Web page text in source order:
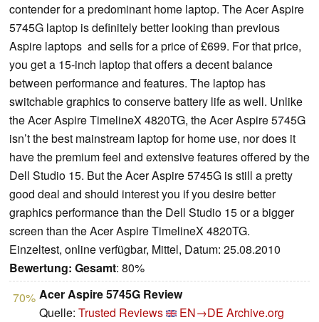
contender for a predominant home laptop. The Acer Aspire
5745G laptop is definitely better looking than previous
Aspire laptops and sells for a price of £699. For that price,
you get a 15-inch laptop that offers a decent balance
between performance and features. The laptop has
switchable graphics to conserve battery life as well. Unlike
the Acer Aspire TimelineX 4820TG, the Acer Aspire 5745G
isn’t the best mainstream laptop for home use, nor does it
have the premium feel and extensive features offered by the
Dell Studio 15. But the Acer Aspire 5745G is still a pretty
good deal and should interest you if you desire better
graphics performance than the Dell Studio 15 or a bigger
screen than the Acer Aspire TimelineX 4820TG.
Einzeltest, online verfügbar, Mittel, Datum: 25.08.2010
Bewertung: Gesamt: 80%
70% Acer Aspire 5745G Review
Quelle: Trusted Reviews EN→DE Archive.org